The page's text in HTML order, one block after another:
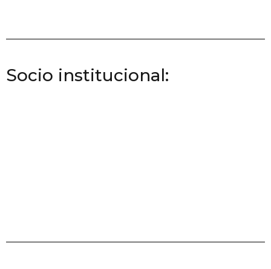
Socio institucional: